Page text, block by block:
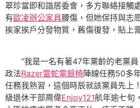
翠珍當即和諧居委會，多方聯絡接觸
有歐凌辦公家具腰傷，但她保持與志
挨家挨戶分發物質，舊傷復發，貼上
“我是一名有著47年黨齡的老黨員
政法Razer雷蛇電競椅陣線任務50多
任務我熟習，這個時辰就該黨員先上
級退休干部周偉Enjoy121航年逾七旬